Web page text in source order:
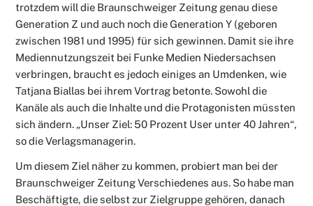
trotzdem will die Braunschweiger Zeitung genau diese
Generation Z und auch noch die Generation Y (geboren
zwischen 1981 und 1995) für sich gewinnen. Damit sie ihre
Mediennutzungszeit bei Funke Medien Niedersachsen
verbringen, braucht es jedoch einiges an Umdenken, wie
Tatjana Biallas bei ihrem Vortrag betonte. Sowohl die
Kanäle als auch die Inhalte und die Protagonisten müssten
sich ändern. „Unser Ziel: 50 Prozent User unter 40 Jahren“,
so die Verlagsmanagerin.
Um diesem Ziel näher zu kommen, probiert man bei der
Braunschweiger Zeitung Verschiedenes aus. So habe man
Beschäftigte, die selbst zur Zielgruppe gehören, danach